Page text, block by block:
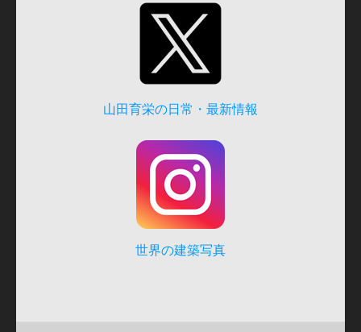
山田育栄の日常・最新情報
世界の建築写真